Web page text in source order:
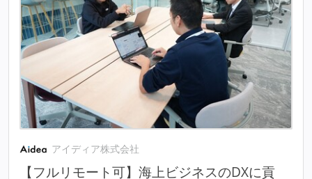
アイディア株式会社
【フルリモート可】海上ビジネスのDXに貢